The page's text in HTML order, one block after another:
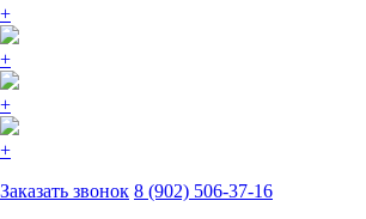
+
+
+
+
Заказать звонок 8 (902) 506-37-16